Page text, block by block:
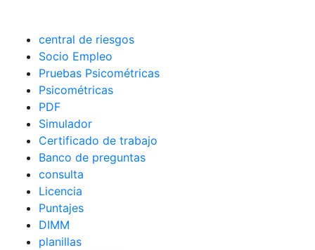
central de riesgos
Socio Empleo
Pruebas Psicométricas
Psicométricas
PDF
Simulador
Certificado de trabajo
Banco de preguntas
consulta
Licencia
Puntajes
DIMM
planillas